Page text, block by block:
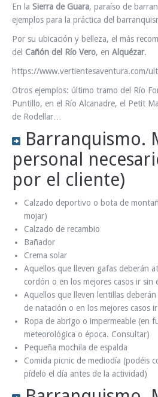
En la Sierra de Guara, paraíso de
ejemplos para la práctica del
Por su ubicación y belleza, el más
del Cañón del Río Vero, en Alquézar.
https://www.vertientesaventura.com/
Otros ejemplos: último tramo del Río
Puntillo, en el Río Alcanadre, el Petit
de Rodellar…
Barranquismo.
personal
por el cliente)
Calzado deportivo o bota de
mojar)
Calzado de recambio
Bañador
Crema solar
Aquellos que lleven gafas deberán
cordón o en los mejores casos ir sin
Aquellos que lleven lentillas
de natación o en los mejores casos
Ropa de abrigo o impermeable (en
meteorológica o época. Consultar)
Pequeña mochila de espalda
Comida picnic de mediodía (podéis
pídelo el día antes de la actividad)